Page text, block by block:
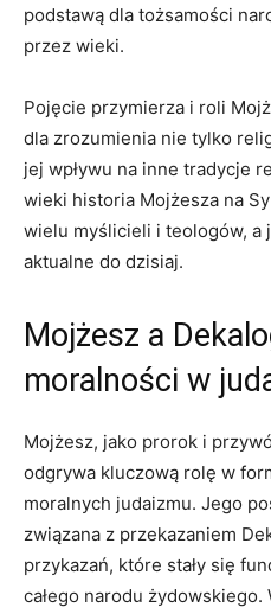
podstawą dla tożsamości
przez wieki.
Pojęcie przymierza i ‌roli
dla zrozumienia nie tylko
jej wpływu na inne tradycje
wieki historia Mojżesza na
wielu ⁣myślicieli i teologów, a
aktualne do ​dzisiaj.
Mojżesz a
moralności w
Mojżesz, jako prorok⁣ i
odgrywa kluczową⁢ rolę w
moralnych judaizmu.‌ Jego
związana z przekazaniem
przykazań, które stały się
całego narodu żydowskiego.